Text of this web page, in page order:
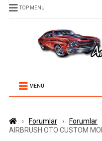
TOP MENU
MENU
› Forumlar › Forumlar
AIRBRUSH OTO CUSTOM